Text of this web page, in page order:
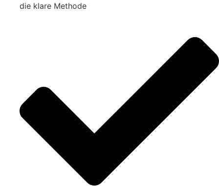
die klare Methode